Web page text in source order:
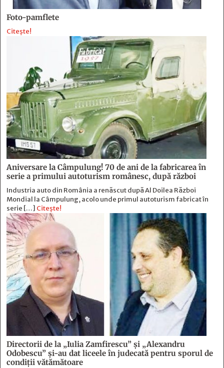
Foto-pamflete
Citește!
Aniversare la Câmpulung! 70 de ani de la fabricarea în
serie a primului autoturism românesc, după război
Industria auto din România a renăscut după Al Doilea Război
Mondial la Câmpulung, acolo unde primul autoturism fabricat în
serie […] Citește!
Directorii de la „Iulia Zamfirescu” și „Alexandru
Odobescu” și-au dat liceele în judecată pentru sporul de
condiții vătămătoare